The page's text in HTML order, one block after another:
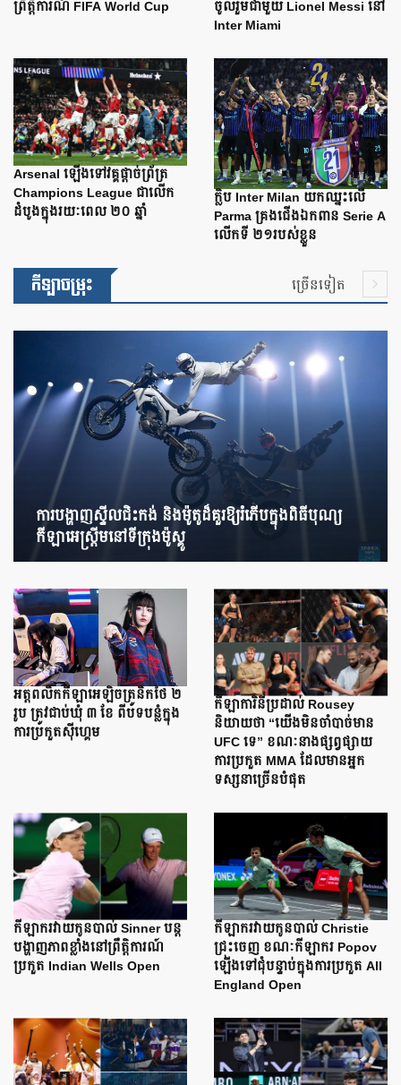
ព្រឹត្តិការណ៍ FIFA World Cup
ចូលរួមជាមួយ Lionel Messi នៅ
Inter Miami
Arsenal ឡើងទៅវគ្គផ្តាច់ព្រ័ត្រ
Champions League ជាលើក
ដំបូងក្នុងរយៈពេល ២០ ឆ្នាំ
ក្លិប Inter Milan យកឈ្នះលើ
Parma គ្រងជើងឯកពាន Serie A
លើកទី ២១របស់ខ្លួន
កីឡាចម្រុះ ច្រើនទៀត
ការបង្ហាញស្ទីលជិះកង់ និងម៉ូតូដ៏គួរឱ្យរំភើបក្នុងពិធីបុណ្យ
កីឡាអេស្ត្រីមនៅទីក្រុងម៉ូស្គូ
អត្តពលិកកីឡាអេឡិចត្រូនិកថៃ ២
រូប ត្រូវជាប់ឃុំ ៣ ខែ ពីបទបន្លំក្នុង
ការប្រកួតស៊ីហ្គេម
កីឡាការិនីប្រដាល់ Rousey
និយាយថា “យើងមិនចាំបាច់មាន
UFC ទេ” ខណៈនាងផ្សព្វផ្សាយ
ការប្រកួត MMA ដែលមានអ្នក
ទស្សនាច្រើនបំផុត
កីឡាករវាយកូនបាល់ Sinner បន្ត
បង្ហាញភាពខ្លាំងនៅព្រឹត្តិការណ៍
ប្រកួត Indian Wells Open
កីឡាករវាយកូនបាល់ Christie
ជ្រុះចេញ ខណៈកីឡាករ Popov
ឡើងទៅជុំបន្ទាប់ក្នុងការប្រកួត All
England Open